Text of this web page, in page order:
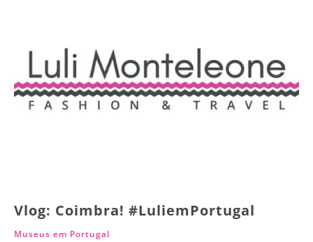
Vlog: Coimbra! #LuliemPortugal
Museus em Portugal